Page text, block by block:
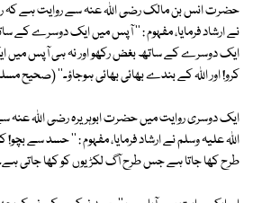
حضرت انس بن مالک رضی اللہ عنہ سے روایت ہے کہ
نے ارشاد فرمایا، مفہوم : '' آپس میں ایک دوسرے کے
ایک دوسرے کے ساتھ بغض رکھو اور نہ ہی آپس
کرو! اور اللہ کے بندے بھائی بھائی ہوجاؤ۔'' (صحیح
ایک دوسری روایت میں حضرت ابوہریرہ رضی اللہ
اللہ علیہ وسلم نے ارشاد فرمایا، مفہوم : '' حسد سے
طرح کھا جاتا ہے جس طرح آگ لکڑیوں کو کھا جاتی